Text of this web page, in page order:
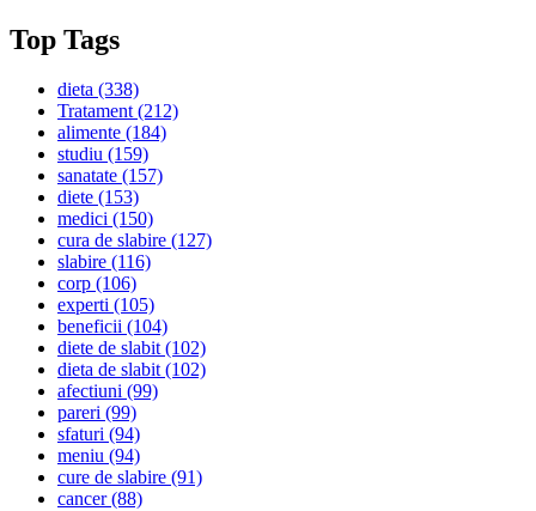
Top Tags
dieta (338)
Tratament(212)
alimente (184)
studiu (159)
sanatate (157)
diete (153)
medici (150)
cura de slabire (127)
slabire (116)
corp (106)
experti (105)
beneficii (104)
diete de slabit(102)
dieta de slabit(102)
afectiuni (99)
pareri (99)
sfaturi (94)
meniu (94)
cure de slabire (91)
cancer(88)